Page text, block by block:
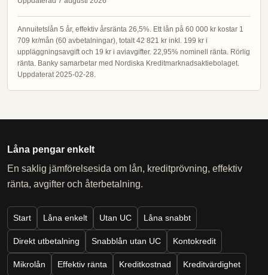
Annuitetslån 5 år, effektiv årsränta 26,5%. Ett lån på 60 000 kr kostar 1
709 kr/mån (60 avbetalningar), totalt 42 821 kr inkl. 199 kr i
uppläggningsavgift och 19 kr i aviavgifter. 22,95% nominell ränta. Rörlig
ränta. Banky samarbetar med Nordiska Kreditmarknadsaktiebolaget.
Uppdaterat 2025-02-28.
Låna pengar enkelt
En saklig jämförelsesida om lån, kreditprövning, effektiv
ränta, avgifter och återbetalning.
Start Låna enkelt Utan UC Låna snabbt
Direkt utbetalning Snabblån utan UC Kontokredit
Mikrolån Effektiv ränta Kreditkostnad Kreditvärdighet